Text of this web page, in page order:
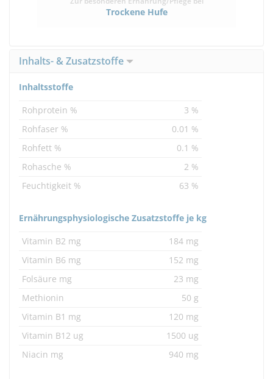
Trockene Hufe
Inhalts- & Zusatzstoffe
Inhaltsstoffe
Rohprotein %
3 %
Rohfaser %
0.01 %
Rohfett %
0.1 %
Rohasche %
2 %
Feuchtigkeit %
63 %
Ernährungsphysiologische Zusatzstoffe je kg
Vitamin B2 mg
184 mg
Vitamin B6 mg
152 mg
Folsäure mg
23 mg
Methionin
50 g
Vitamin B1 mg
120 mg
Vitamin B12 ug
1500 ug
Niacin mg
940 mg